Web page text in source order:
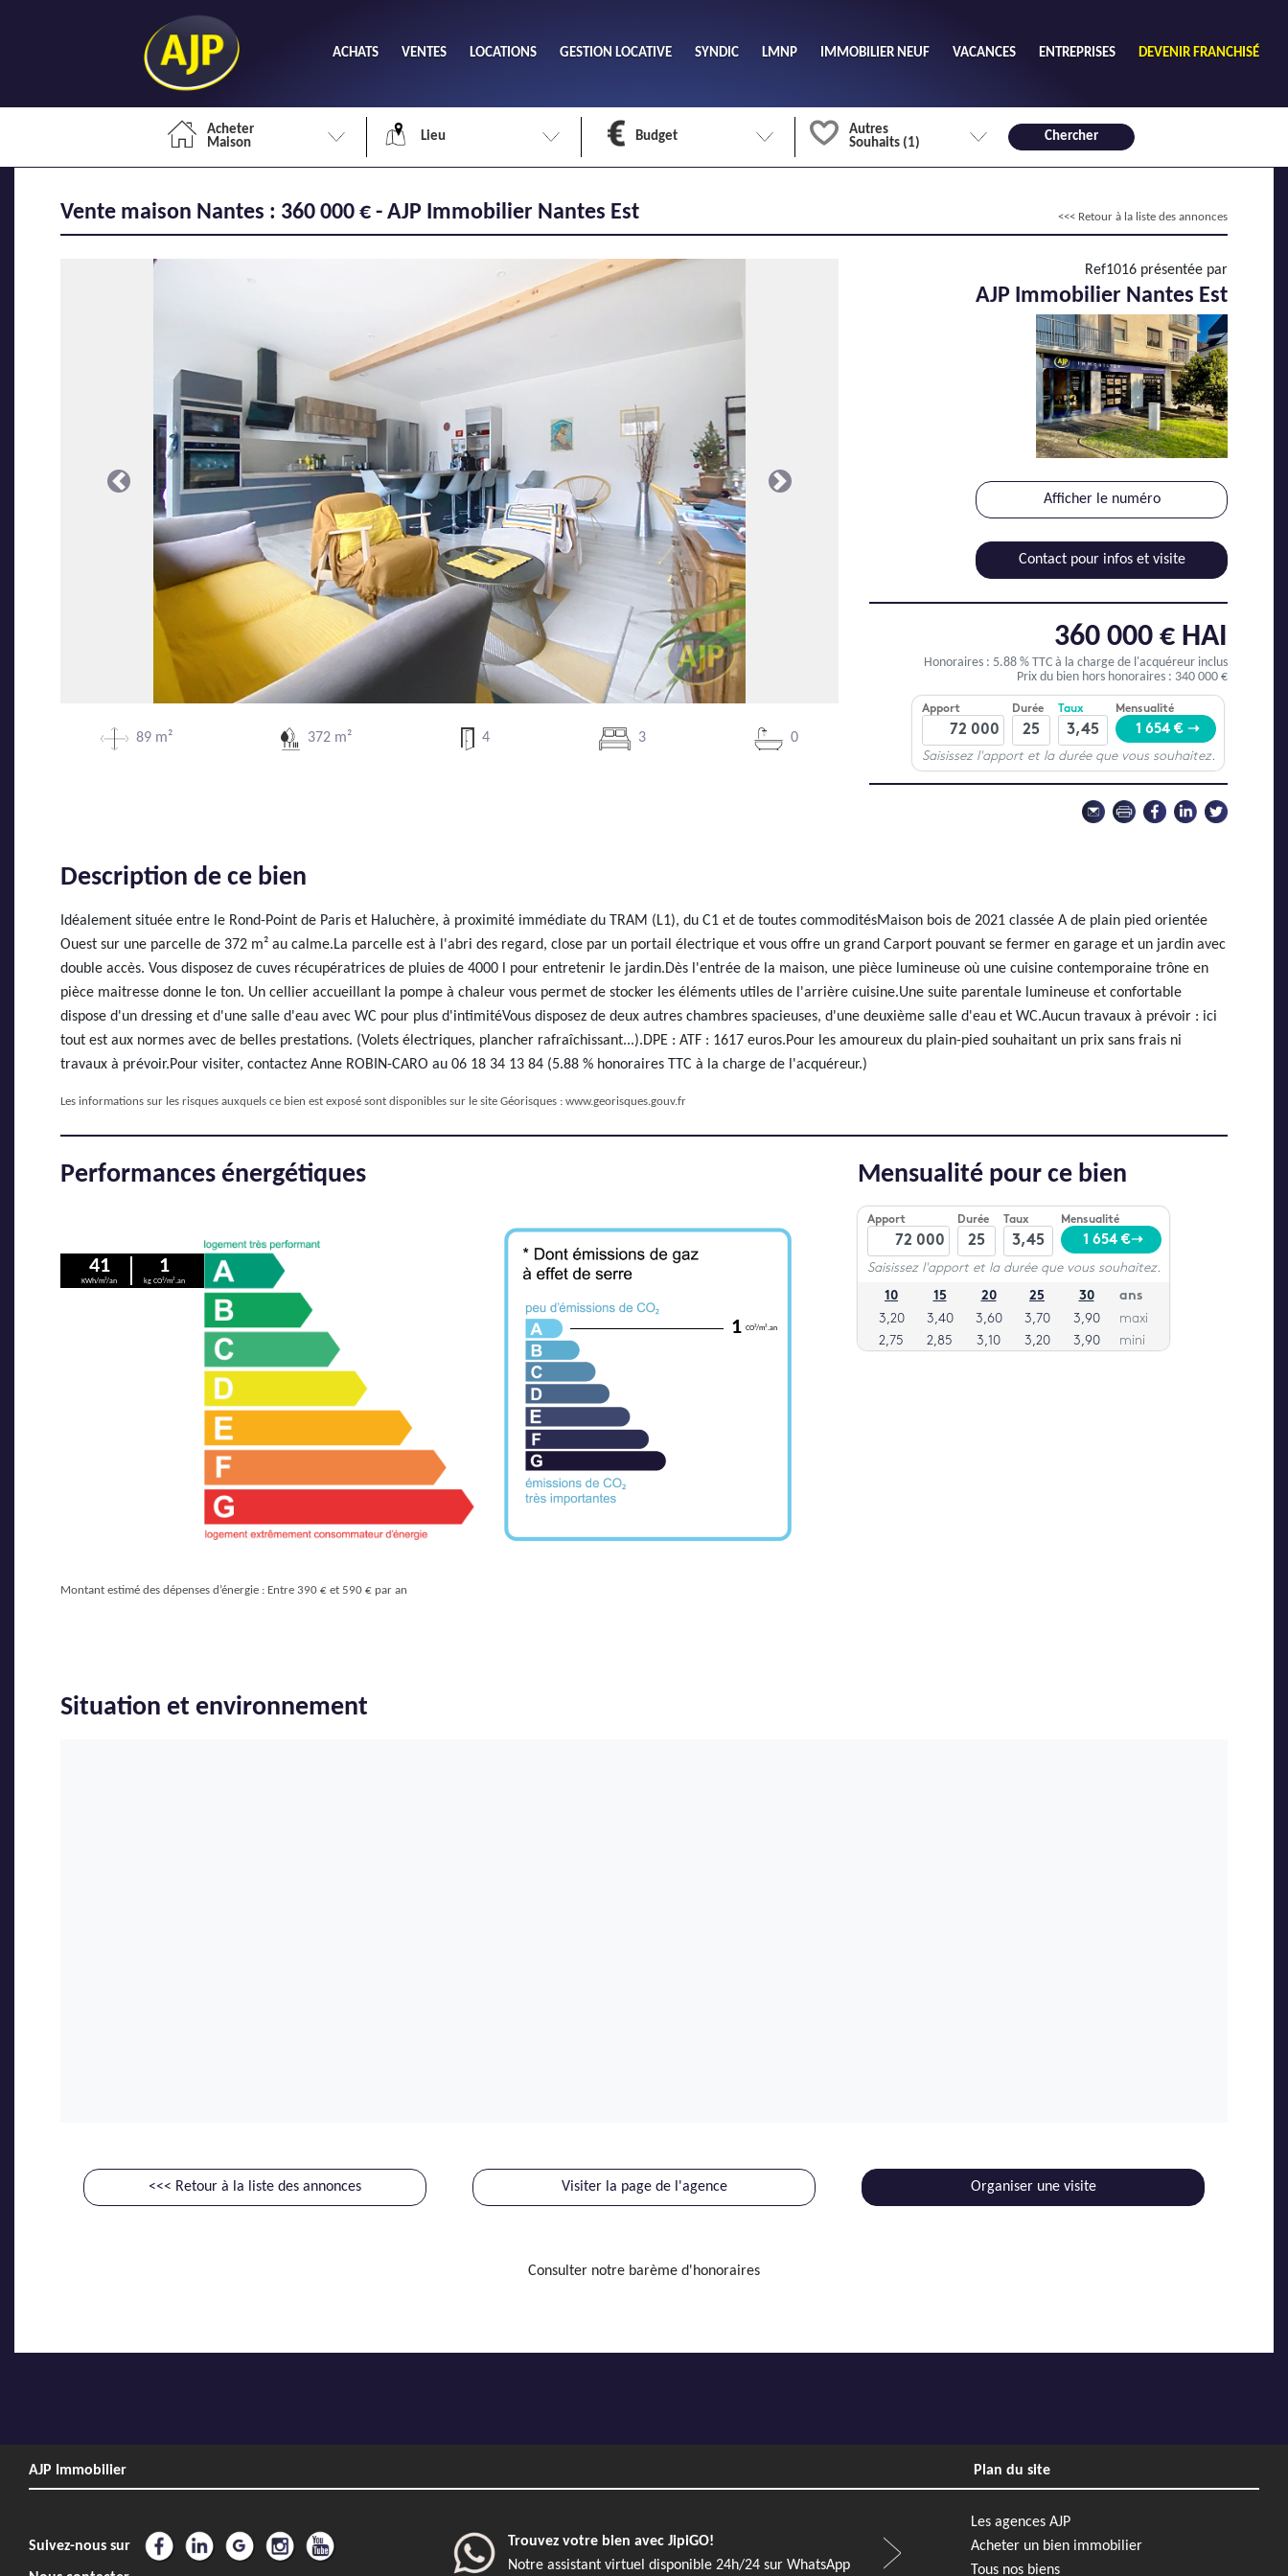
ACHATS VENTES LOCATIONS GESTION LOCATIVE SYNDIC LMNP IMMOBILIER NEUF VACANCES ENTREPRISES DEVENIR FRANCHISÉ
Acheter
Maison
Lieu Budget
Autres
Souhaits (1)
Chercher
Vente maison Nantes : 360 000 € - AJP Immobilier Nantes Est <<< Retour à la liste des annonces
Précédente Suivante
89 m² 372 m² 4 3 0
Ref1016 présentée par
AJP Immobilier Nantes Est
Afficher le numéro
Contact pour infos et visite
360 000 € HAI
Honoraires : 5.88 % TTC à la charge de l'acquéreur inclus
Prix du bien hors honoraires : 340 000 €
Description de ce bien
Idéalement située entre le Rond-Point de Paris et Haluchère, à proximité immédiate du TRAM (L1), du C1 et de toutes commoditésMaison bois de 2021 classée A de plain pied orientée
Ouest sur une parcelle de 372 m² au calme.La parcelle est à l'abri des regard, close par un portail électrique et vous offre un grand Carport pouvant se fermer en garage et un jardin avec
double accès. Vous disposez de cuves récupératrices de pluies de 4000 l pour entretenir le jardin.Dès l'entrée de la maison, une pièce lumineuse où une cuisine contemporaine trône en
pièce maitresse donne le ton. Un cellier accueillant la pompe à chaleur vous permet de stocker les éléments utiles de l'arrière cuisine.Une suite parentale lumineuse et confortable
dispose d'un dressing et d'une salle d'eau avec WC pour plus d'intimitéVous disposez de deux autres chambres spacieuses, d'une deuxième salle d'eau et WC.Aucun travaux à prévoir : ici
tout est aux normes avec de belles prestations. (Volets électriques, plancher rafraîchissant...).DPE : ATF : 1617 euros.Pour les amoureux du plain-pied souhaitant un prix sans frais ni
travaux à prévoir.Pour visiter, contactez Anne ROBIN-CARO au 06 18 34 13 84 (5.88 % honoraires TTC à la charge de l'acquéreur.)
Les informations sur les risques auxquels ce bien est exposé sont disponibles sur le site Géorisques : www.georisques.gouv.fr
Performances énergétiques
41
KWh/m²/an
1
kg CO²/m².an
1 CO²/m².an
Montant estimé des dépenses d’énergie : Entre 390 € et 590 € par an
Mensualité pour ce bien
Situation et environnement
<<< Retour à la liste des annonces Visiter la page de l'agence Organiser une visite
Consulter notre barème d'honoraires
AJP Immobilier Plan du site
Suivez-nous sur
Trouvez votre bien avec JipiGO!
Notre assistant virtuel disponible 24h/24 sur WhatsApp
Les agences AJP
Acheter un bien immobilier
Tous nos biens